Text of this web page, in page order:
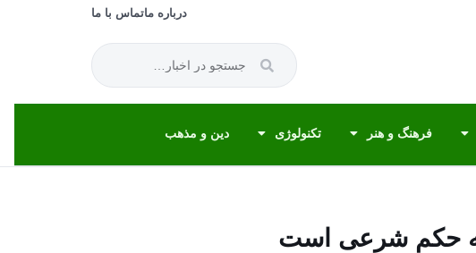
درباره ماتماس با ما
فرهنگ و هنر تکنولوژی دین و مذهب
به حکم شرعی است